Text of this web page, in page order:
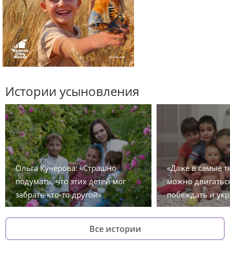
Истории усыновления
Ольга Кучерова: «Страшно
подумать, что этих детей мог
забрать кто-то другой»
«Даже в самые
можно
побеждать и
Все истории